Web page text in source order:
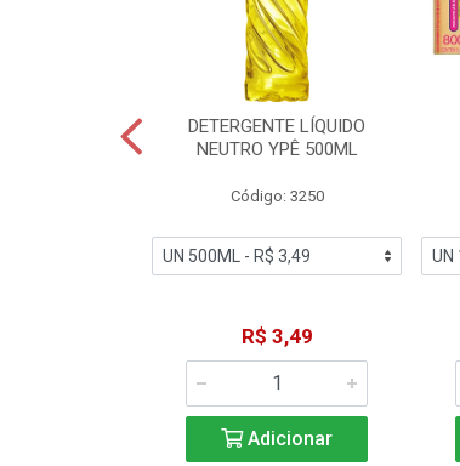
DETERGENTE LÍQUIDO
NEUTRO YPÊ 500ML
Código: 3250
R$ 3,49
Adicionar